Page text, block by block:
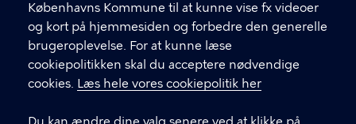
Københavns Kommune til at kunne vise fx videoer
og kort på hjemmesiden og forbedre den generelle
brugeroplevelse. For at kunne læse
cookiepolitikken skal du acceptere nødvendige
cookies. Læs hele vores cookiepolitik her
CVR-nummer64942212
GENVEJE